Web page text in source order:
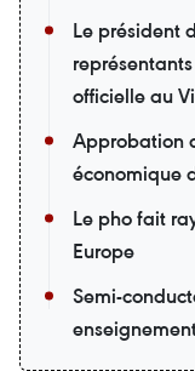
Le président
officielle au
Approbation
économique
Le pho fait
Europe
Semi-